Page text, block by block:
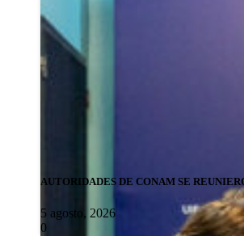
AUTORIDADES DE CONAM SE
5 agosto, 2026
0